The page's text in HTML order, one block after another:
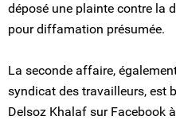
déposé une plainte contre la
pour diffamation présumée.
La seconde affaire,
syndicat des travailleurs, est
Delsoz Khalaf sur Facebook